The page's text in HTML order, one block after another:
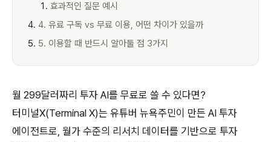
효과적인 질문 예시
4. 유료 구독 vs 무료 이용, 어떤 차이가 있을까
5. 이용할 때 반드시 알아둘 점 3가지
월 299달러짜리 투자 AI를 무료로 쓸 수 있다면?
터미널X(Terminal X)는 유튜버 뉴욕주민이 만든 AI 투자
에이전트로, 월가 수준의 리서치 데이터를 기반으로 투자